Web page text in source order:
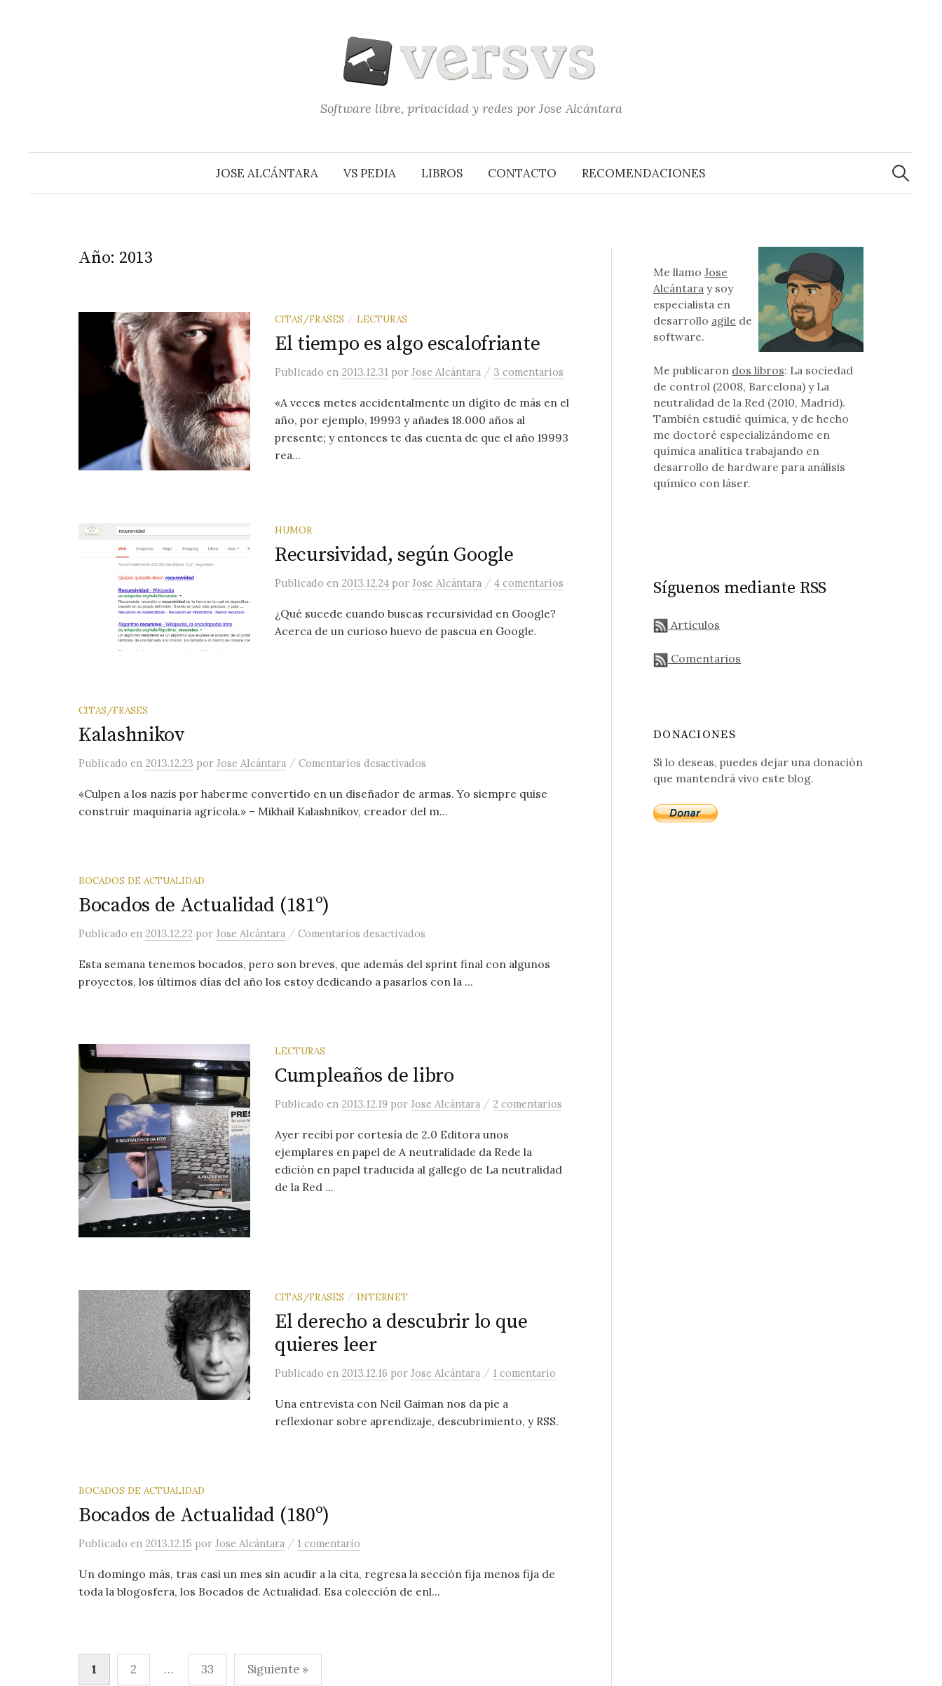
Software libre, privacidad y redes por Jose Alcántara
JOSE ALCÁNTARA VS PEDIA LIBROS CONTACTO RECOMENDACIONES
Buscar:
Año: 2013
CITAS/FRASES / LECTURAS
El tiempo es algo escalofriante
Publicado en 2013.12.31 por Jose Alcántara / 3 comentarios
«A veces metes accidentalmente un dígito de más en el
año, por ejemplo, 19993 y añades 18.000 años al
presente; y entonces te das cuenta de que el año 19993
rea...
HUMOR
Recursividad, según Google
Publicado en 2013.12.24 por Jose Alcántara / 4 comentarios
¿Qué sucede cuando buscas recursividad en Google?
Acerca de un curioso huevo de pascua en Google.
CITAS/FRASES
Kalashnikov
Publicado en 2013.12.23 por Jose Alcántara / Comentarios desactivados
«Culpen a los nazis por haberme convertido en un diseñador de armas. Yo siempre quise
construir maquinaria agrícola.» – Mikhail Kalashnikov, creador del m...
BOCADOS DE ACTUALIDAD
Bocados de Actualidad (181º)
Publicado en 2013.12.22 por Jose Alcántara / Comentarios desactivados
Esta semana tenemos bocados, pero son breves, que además del sprint final con algunos
proyectos, los últimos días del año los estoy dedicando a pasarlos con la ...
LECTURAS
Cumpleaños de libro
Publicado en 2013.12.19 por Jose Alcántara / 2 comentarios
Ayer recibí por cortesía de 2.0 Editora unos
ejemplares en papel de A neutralidade da Rede la
edición en papel traducida al gallego de La neutralidad
de la Red ...
CITAS/FRASES / INTERNET
El derecho a descubrir lo que
quieres leer
Publicado en 2013.12.16 por Jose Alcántara / 1 comentario
Una entrevista con Neil Gaiman nos da pie a
reflexionar sobre aprendizaje, descubrimiento, y RSS.
BOCADOS DE ACTUALIDAD
Bocados de Actualidad (180º)
Publicado en 2013.12.15 por Jose Alcántara / 1 comentario
Un domingo más, tras casi un mes sin acudir a la cita, regresa la sección fija menos fija de
toda la blogosfera, los Bocados de Actualidad. Esa colección de enl...
Paginación
1 2 … 33 Siguiente »
Me llamoJose
Alcántara y soy
especialista en
desarrollo agile de
software.
Me publicaron dos libros: La sociedad
de control (2008, Barcelona) y La
neutralidad de la Red (2010, Madrid).
También estudié química, y de hecho
me doctoré especializándome en
química analítica trabajando en
desarrollo de hardware para análisis
químico con láser.
Síguenos mediante RSS
Artículos
Comentarios
DONACIONES
Si lo deseas, puedes dejar una donación
que mantendrá vivo este blog.